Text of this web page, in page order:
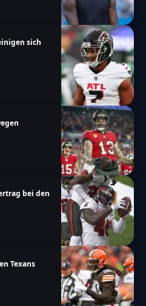
sich
bei den
Texans